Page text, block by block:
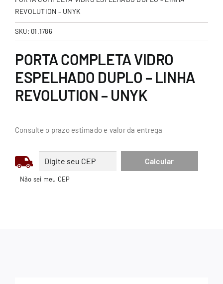
REVOLUTION – UNYK
SKU: 01.1786
PORTA COMPLETA VIDRO
ESPELHADO DUPLO – LINHA
REVOLUTION – UNYK
Consulte o prazo estimado e valor da entrega
Não sei meu CEP